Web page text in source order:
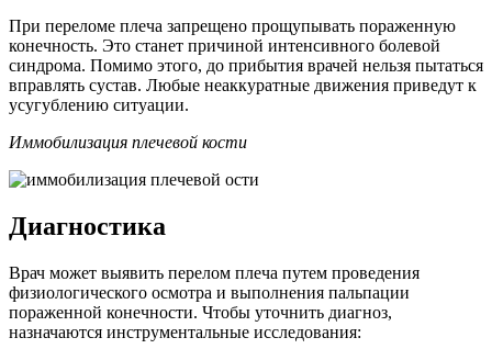
При переломе плеча запрещено прощупывать пораженную
конечность. Это станет причиной интенсивного болевой
синдрома. Помимо этого, до прибытия врачей нельзя пытаться
вправлять сустав. Любые неаккуратные движения приведут к
усугублению ситуации.
Иммобилизация плечевой кости
Диагностика
Врач может выявить перелом плеча путем проведения
физиологического осмотра и выполнения пальпации
пораженной конечности. Чтобы уточнить диагноз,
назначаются инструментальные исследования: